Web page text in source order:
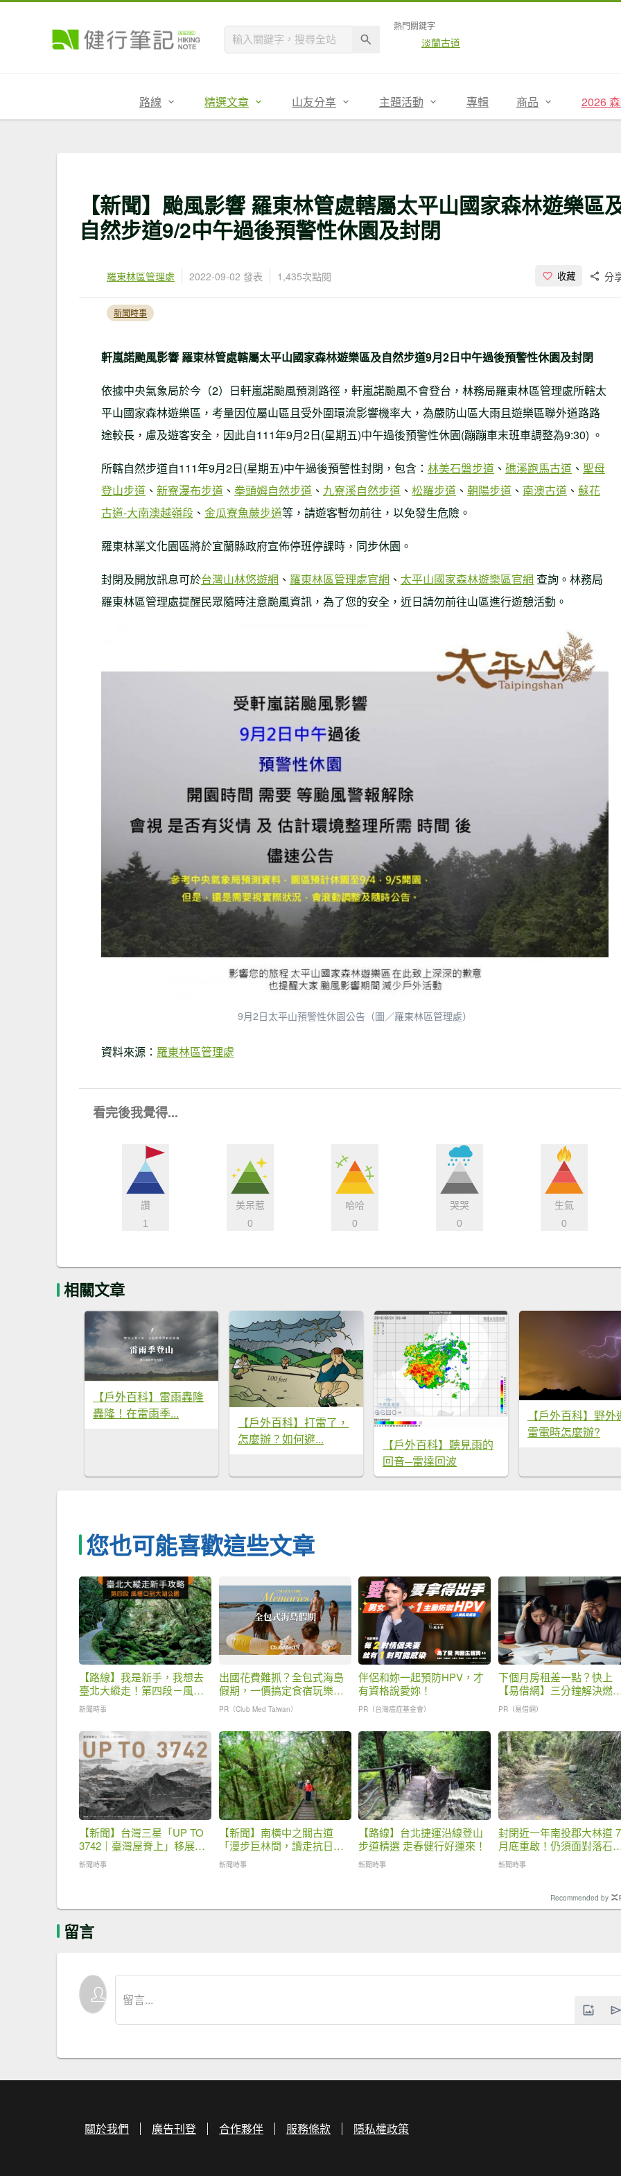
熱門關鍵字
淡蘭古道
路線 精選文章 山友分享 主題活動 專輯 商品 2026
【新聞】颱風影響 羅東林管處轄屬太平山國家森林遊樂區
自然步道9/2中午過後預警性休園及封閉
羅東林區管理處 2022-09-02 發表 1,435次點閱 收藏 分
新聞時事
軒嵐諾颱風影響 羅東林管處轄屬太平山國家森林遊樂區及自然步道9月2日中午過後預警性休園及封閉
依據中央氣象局於今（2）日軒嵐諾颱風預測路徑，軒嵐諾颱風不會登台，林務局羅東林區管理處所轄太
平山國家森林遊樂區，考量因位屬山區且受外圍環流影響機率大，為嚴防山區大雨且遊樂區聯外道路路
途較長，慮及遊客安全，因此自111年9月2日(星期五)中午過後預警性休園(蹦蹦車末班車調整為9:30) 。
所轄自然步道自111年9月2日(星期五)中午過後預警性封閉，包含： 林美石磐步道 、 礁溪跑馬古道 、 聖母
登山步道 、 新寮瀑布步道 、 拳頭姆自然步道 、 九寮溪自然步道 、 松羅步道 、 朝陽步道 、 南澳古道 、 蘇花
古道-大南澳越嶺段 、 金瓜寮魚蕨步道等，請遊客暫勿前往，以免發生危險。
羅東林業文化園區將於宜蘭縣政府宣佈停班停課時，同步休園。
封閉及開放訊息可於台灣山林悠遊網 、 羅東林區管理處官網 、 太平山國家森林遊樂區官網 查詢。林務局
羅東林區管理處提醒民眾隨時注意颱風資訊，為了您的安全，近日請勿前往山區進行遊憩活動。
9月2日太平山預警性休園公告（圖／羅東林區管理處）
資料來源： 羅東林區管理處
看完後我覺得...
讚
1
美呆惹
0
哈哈
0
哭哭
0
生氣
0
相關文章
【戶外百科】雷雨轟隆
轟隆！在雷雨季...
【戶外百科】打雷了，
怎麼辦？如何避...
【戶外百科】聽見雨的
回音─雷達回波
【戶外百科】野外
雷電時怎麼辦?
您也可能喜歡這些文章
【路線】我是新手，我想去
臺北大縱走！第四段－風櫃
口至大湖公園攻略
新聞時事
出國花費難抓？全包式海島
假期，一價搞定食宿玩樂，
省錢更省心！
PR（Club Med Taiwan）
伴侶和妳一起預防HPV，才
有資格說愛妳！
PR（台灣癌症基金會）
下個月房租差一點？快上
【易借網】三分鐘解決燃
之急
PR（易借網）
【新聞】台灣三星「UP TO
3742｜臺灣屋脊上」移展高
雄
新聞時事
【新聞】南橫中之關古道
「漫步巨林間，讀走抗日
史」
新聞時事
【路線】台北捷運沿線登山
步道精選 走春健行好運來！
新聞時事
封閉近一年南投郡大林道 7
月底重啟！仍須面對落石
坍方考驗
新聞時事
Recommended by
留言
關於我們 廣告刊登 合作夥伴 服務條款 隱私權政策